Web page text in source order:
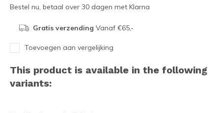
Bestel nu, betaal over 30 dagen met Klarna
Gratis verzending Vanaf €65,-
Toevoegen aan vergelijking
This product is available in the following
variants: